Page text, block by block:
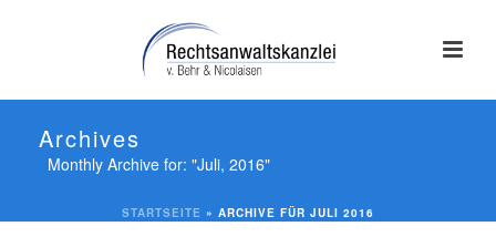
Archives
Monthly Archive for: "Juli, 2016"
STARTSEITE » ARCHIVE FÜR JULI 2016